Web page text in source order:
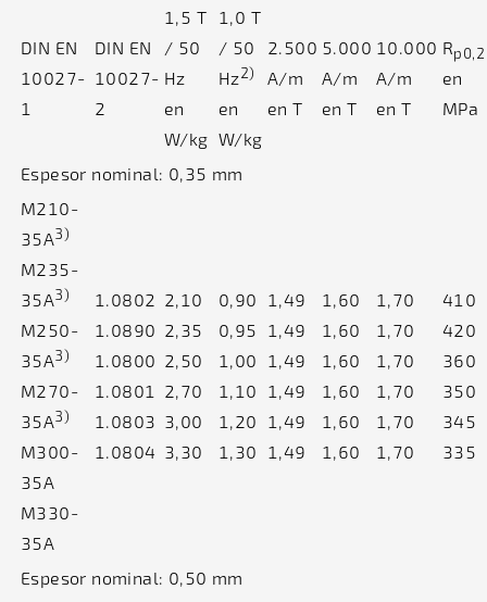
DIN EN
10027-
1
DIN EN
10027-
2
1,5 T
/ 50
Hz
en
W/kg
1,0 T
/ 50
Hz2)
en
W/kg
2.500
A/m
en T
5.000
A/m
en T
10.000
A/m
en T
Rp0,2
en
MPa
Espesor nominal: 0,35 mm
M210-
35A3)
M235-
35A3)
M250-
35A3)
M270-
35A3)
M300-
35A
M330-
35A
1.0802
1.0890
1.0800
1.0801
1.0803
1.0804
2,10
2,35
2,50
2,70
3,00
3,30
0,90
0,95
1,00
1,10
1,20
1,30
1,49
1,49
1,49
1,49
1,49
1,49
1,60
1,60
1,60
1,60
1,60
1,60
1,70
1,70
1,70
1,70
1,70
1,70
410
420
360
350
345
335
Espesor nominal: 0,50 mm